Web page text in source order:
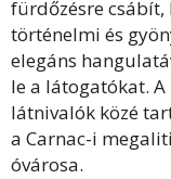
fürdőzésre csábít,
történelmi és
elegáns
le a látogatókat.
látnivalók közé
a Carnac-i
óvárosa.